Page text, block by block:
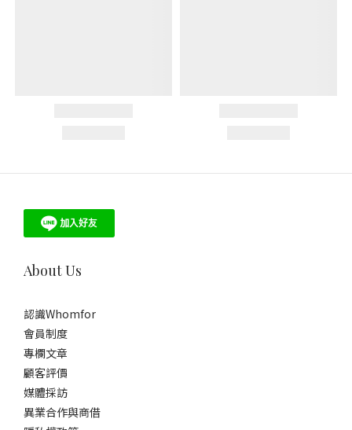
About Us
認識Whomfor
會員制度
專欄文章
顧客評價
媒體採訪
異業合作與商借